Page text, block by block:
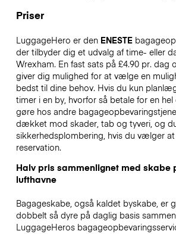
Priser
LuggageHero er den ENESTE
der tilbyder dig et udvalg af time- eller
Wrexham. En fast sats på £4.90 pr. dag
giver dig mulighed for at vælge en
bedst til dine behov. Hvis du kun
timer i en by, hvorfor så betale for en
gøre hos andre
dækket mod skader, tab og tyveri, og
sikkerhedsplombering, hvis du vælger
reservation.
Halv pris sammenlignet med skabe
lufthavne
Bagageskabe, også kaldet byskabe, er
dobbelt så dyre på daglig basis
LuggageHeros